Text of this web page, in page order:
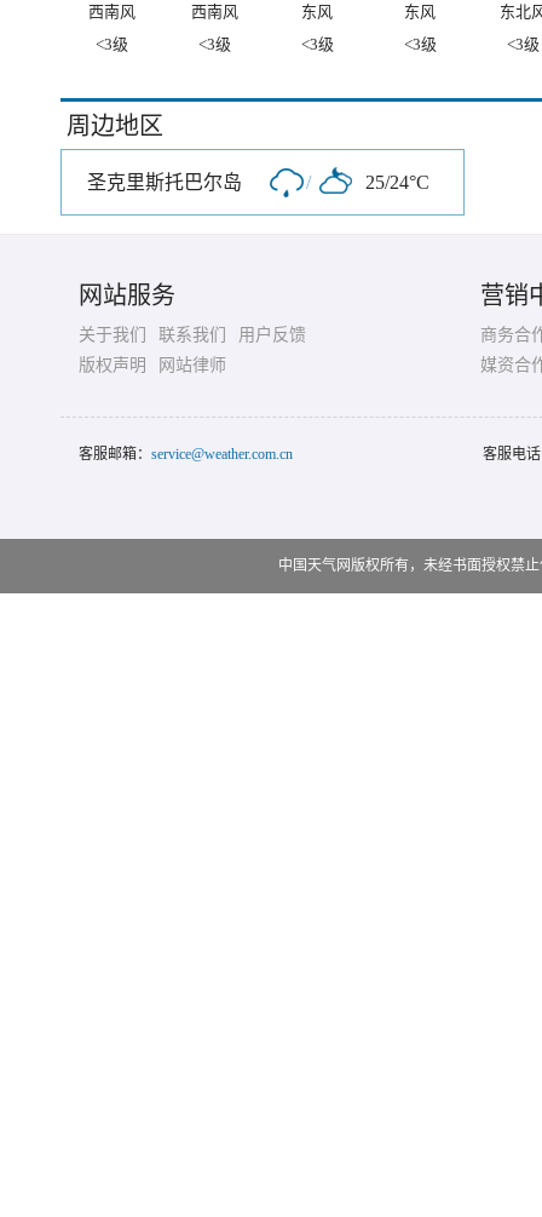
西南风 西南风 东风 东风
东北
<3级
<3级 <3级 <3级 <3级
周边地区
圣克里斯托巴尔岛 / 25/24°C
网站服务
关于我们 联系我们
用户反馈
版权声明
网站律师
营销
商务合
媒资合
客服邮箱： service@weather.com.cn 客服电
中国天气网版权所有，未经书面授权